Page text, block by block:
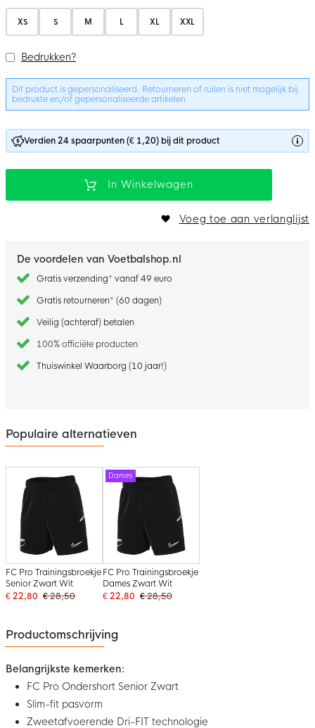
XS S M L XL XXL
Bedrukken?
Dit product is gepersonaliseerd. Retourneren of ruilen is niet mogelijk bij
bedrukte en/of gepersonaliseerde artikelen
Verdien 24 spaarpunten (€ 1,20) bij dit product
In Winkelwagen
Voeg toe aan verlanglijst
De voordelen van Voetbalshop.nl
Gratis verzending* vanaf 49 euro
Gratis retourneren* (60 dagen)
Veilig (achteraf) betalen
100% officiële producten
Thuiswinkel Waarborg (10 jaar!)
Populaire alternatieven
FC Pro Trainingsbroekje
Senior Zwart Wit
€ 22,80 € 28,50
Dames
FC Pro Trainingsbroekje
Dames Zwart Wit
€ 22,80 € 28,50
Productomschrijving
Belangrijkste kemerken:
FC Pro Ondershort Senior Zwart
Slim-fit pasvorm
Zweetafvoerende Dri-FIT technologie